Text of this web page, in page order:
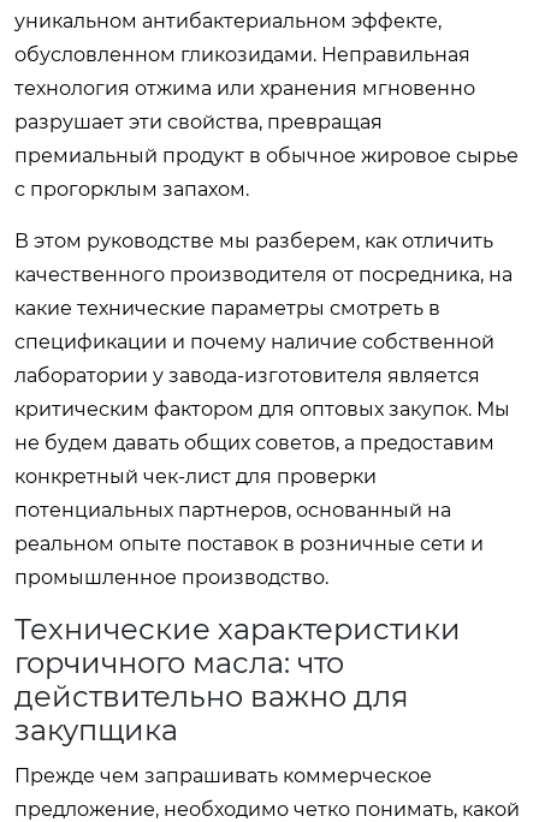
уникальном антибактериальном эффекте,
обусловленном гликозидами. Неправильная
технология отжима или хранения мгновенно
разрушает эти свойства, превращая
премиальный продукт в обычное жировое сырье
с прогорклым запахом.
В этом руководстве мы разберем, как отличить
качественного производителя от посредника, на
какие технические параметры смотреть в
спецификации и почему наличие собственной
лаборатории у завода-изготовителя является
критическим фактором для оптовых закупок. Мы
не будем давать общих советов, а предоставим
конкретный чек-лист для проверки
потенциальных партнеров, основанный на
реальном опыте поставок в розничные сети и
промышленное производство.
Технические характеристики
горчичного масла: что
действительно важно для
закупщика
Прежде чем запрашивать коммерческое
предложение, необходимо четко понимать, какой